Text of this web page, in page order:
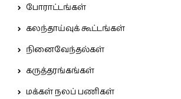
போராட்டங்கள்
கலந்தாய்வுக் கூட்டங்கள்
நினைவேந்தல்கள்
கருத்தரங்கங்கள்
மக்கள் நலப் பணிகள்